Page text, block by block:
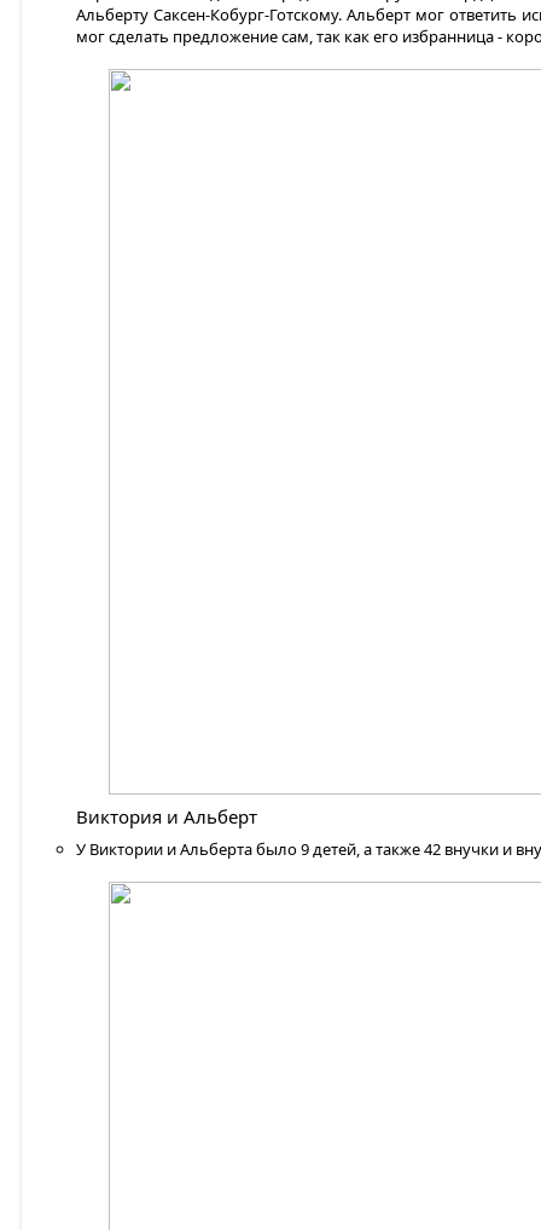
Альберту Саксен-Кобург-Готскому. Альберт мог ответить
мог сделать предложение сам, так как его избранница -
Виктория и Альберт
У Виктории и Альберта было 9 детей, а также 42 внучки и